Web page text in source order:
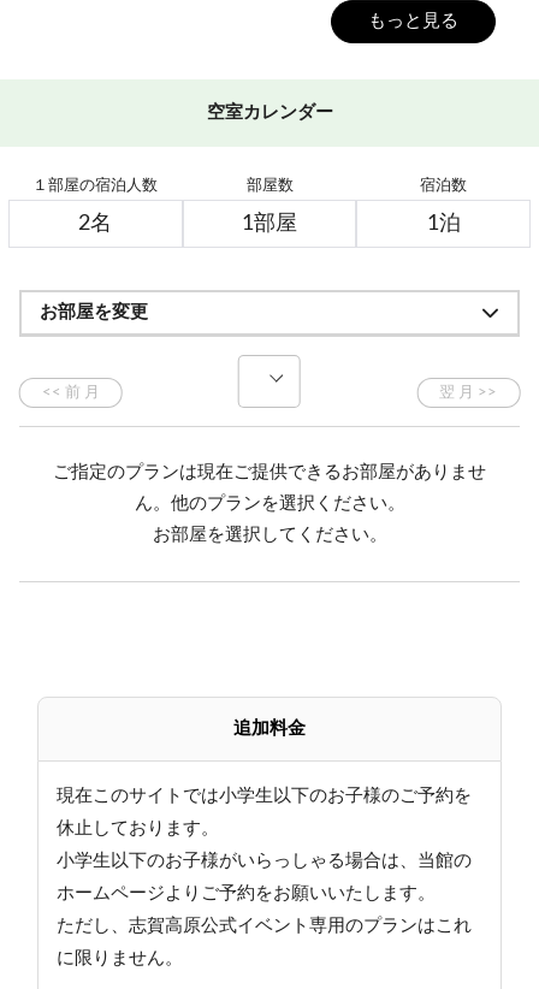
旬の食材を使用した四季折々のお料理ご用意します。
先 付 鶏と竹の子炒め煮
御 椀 茶巾 きのこ 三つ葉 柚子
造 り マグロ 烏賊ソーメン 帆立 ボタン海老
油 物 甘唐辛子 根曲がり竹 どんこ カニヅメ
炊合せ 鰻白子蒸し ズッキーニ 蛸
陶板焼 焼きのこ エリンギ 舞茸 霜降りひらた
け
香の物 野沢菜他
フルーツ メロン キウイ
※日程により異なります（選択不可）
しっかり食べて、元気に出発
【お食事時間等のご案内】
・夕食時間／18:00～19:30
・朝食時間／7:30～9:00
・夕食付プランのご予約でも、19:30以降のご到着にな
った場合は夕食の用意はいたしかねます。
また、その場合の返金は出来ません。
もっと見る
空室カレンダー
１部屋の宿泊人数 部屋数 宿泊数
お部屋を変更
ご指定のプランは現在ご提供できるお部屋がありませ
ん。他のプランを選択ください。
お部屋を選択してください。
追加料金
現在このサイトでは小学生以下のお子様のご予約を
休止しております。
小学生以下のお子様がいらっしゃる場合は、当館の
ホームページよりご予約をお願いいたします。
ただし、志賀高原公式イベント専用のプランはこれ
に限りません。